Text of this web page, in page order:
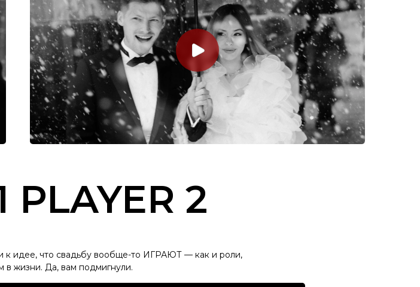
PLAYER 2
к идее, что свадьбу вообще-то ИГРАЮТ — как и роли,
в жизни. Да, вам подмигнули.